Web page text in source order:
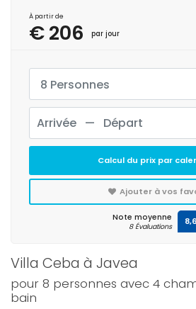
Villa Ceba à Javea
pour 8 personnes avec 4
bain
À partir de
€ 206 par jour
8 Personnes
Calcul du prix par
Ajouter à vos
Note moyenne
8 Évaluations 8,6